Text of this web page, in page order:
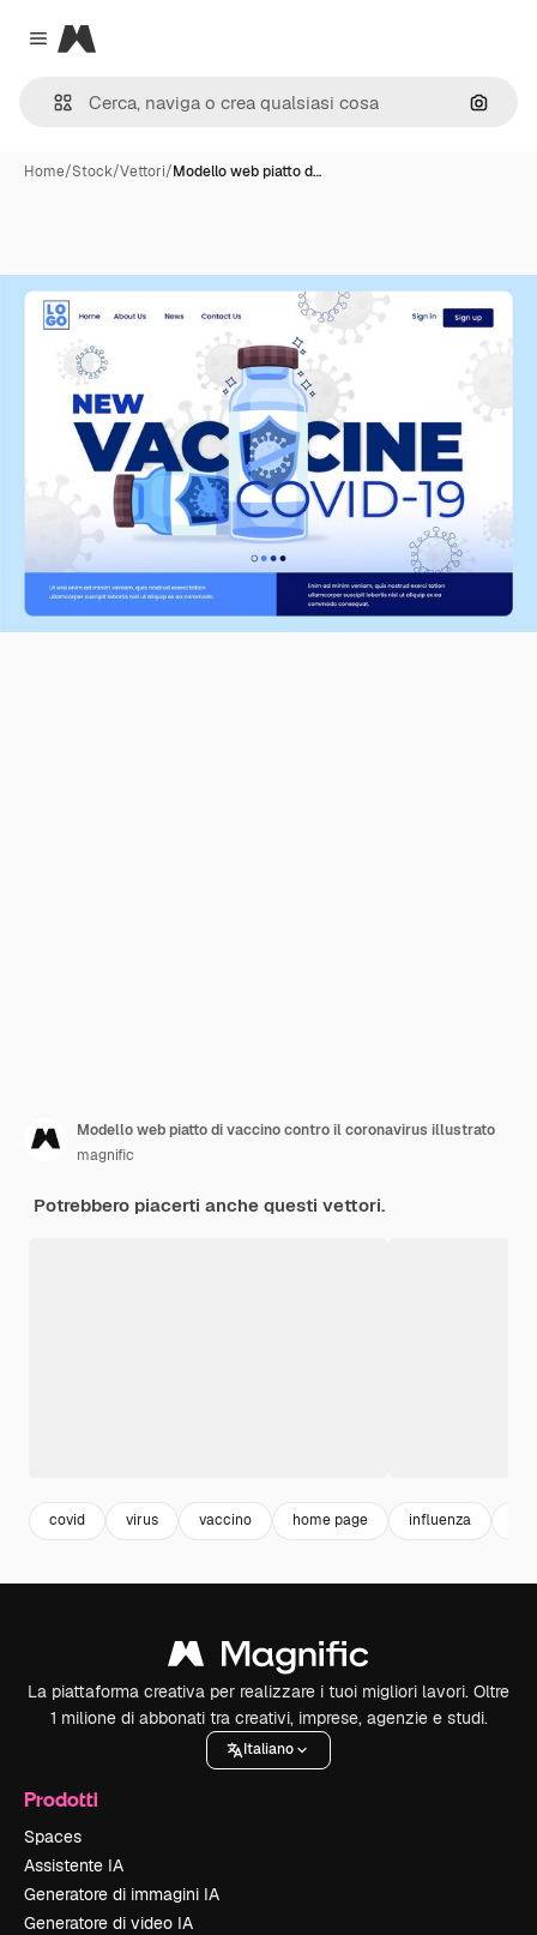
Close menu
Magnific
Cerca
Home/Stock/Vettori/Modello web piatto d…
Modello web piatto di vaccino contro il coronavirus illustrato
magnific
Potrebbero piacerti anche questi vettori.
covid virus vaccino home page influenza
La piattaforma creativa per realizzare i tuoi migliori lavori. Oltre
1 milione di abbonati tra creativi, imprese, agenzie e studi.
Italiano
Prodotti
Spaces
Assistente IA
Generatore di immagini IA
Generatore di video IA